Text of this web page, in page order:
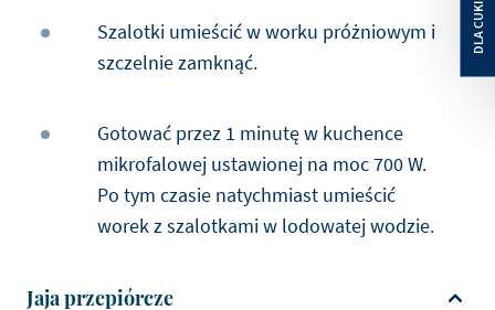
Szalotki umieścić w worku próżniowym i
szczelnie zamknąć.
Gotować przez 1 minutę w kuchence
mikrofalowej ustawionej na moc 700 W.
Po tym czasie natychmiast umieścić
worek z szalotkami w lodowatej wodzie.
Jaja przepiórcze